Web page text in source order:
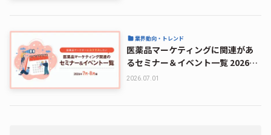
業界動向・トレンド
医薬品マーケティングに関連があ
るセミナー＆イベント一覧 2026年
7月・8月編
2026.07.01